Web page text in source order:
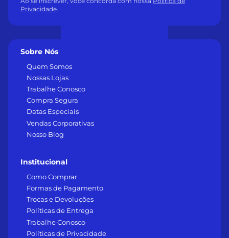
Sobre Nós
Quem Somos
Nossas Lojas
Trabalhe Conosco
Compra Segura
Datas Especiais
Vendas Corporativas
Nosso Blog
Institucional
Como Comprar
Formas de Pagamento
Trocas e Devoluções
Políticas de Entrega
Trabalhe Conosco
Políticas de Privacidade
Privacidade